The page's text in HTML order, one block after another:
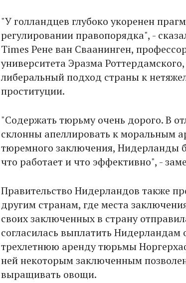
"У голландцев глубоко укоренен
регулировании правопорядка", -
Times Рене ван Сваанинген,
университета Эразма
либеральный подход страны к
проституции.
"Содержать тюрьму очень дорого. В
склонны апеллировать к моральным
тюремного заключения, Нидерланды
что работает и что эффективно", -
Правительство Нидерландов также
другим странам, где места
своих заключенных в страну
согласилась выплатить Нидерландам
трехлетнюю аренду тюрьмы
ней некоторым заключенным
выращивать овощи.